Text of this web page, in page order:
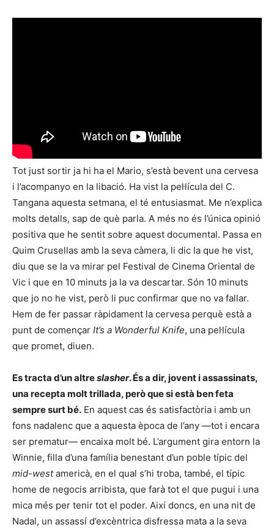
Tot just sortir ja hi ha el Mario, s’està bevent una cervesa
i l’acompanyo en la libació. Ha vist la pel·lícula del C.
Tangana aquesta setmana, el té entusiasmat. Me n’explica
molts detalls, sap de què parla. A més no és l’única opinió
positiva que he sentit sobre aquest documental. Passa en
Quim Crusellas amb la seva càmera, li dic la que he vist,
diu que se la va mirar pel Festival de Cinema Oriental de
Vic i que en 10 minuts ja la va descartar. Són 10 minuts
que jo no he vist, però li puc confirmar que no va fallar.
Hem de fer passar ràpidament la cervesa perquè està a
punt de començar It’s a Wonderful Knife, una pel·lícula
que promet, diuen.
Es tracta d’un altreslasher. És a dir, jovent i assassinats,
una recepta molt trillada, però que si està ben feta
sempre surt bé. En aquest cas és satisfactòria i amb un
fons nadalenc que a aquesta època de l’any —tot i encara
ser prematur— encaixa molt bé. L’argument gira entorn la
Winnie, filla d’una família benestant d’un poble típic del
mid-westamericà, en el qual s’hi troba, també, el típic
home de negocis arribista, que farà tot el que pugui i una
mica més per tenir tot el poder. Així doncs, en una nit de
Nadal, un assassí d’excèntrica disfressa mata a la seva